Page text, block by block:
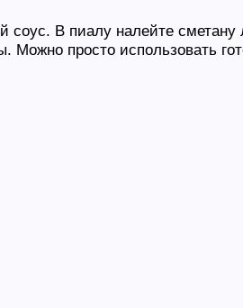
соус. В пиалу налейте
Можно просто использовать